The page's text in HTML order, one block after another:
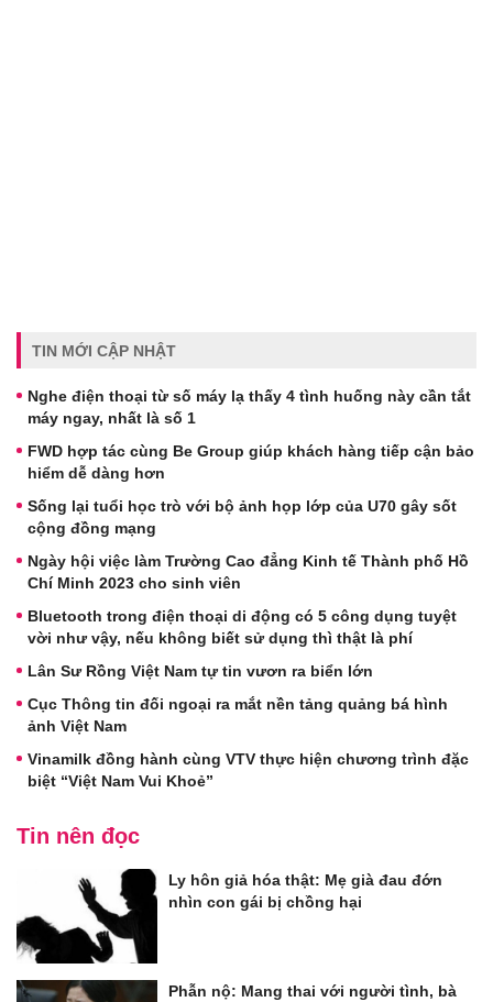
TIN MỚI CẬP NHẬT
Nghe điện thoại từ số máy lạ thấy 4 tình huống này cần tắt
máy ngay, nhất là số 1
FWD hợp tác cùng Be Group giúp khách hàng tiếp cận bảo
hiểm dễ dàng hơn
Sống lại tuổi học trò với bộ ảnh họp lớp của U70 gây sốt
cộng đồng mạng
Ngày hội việc làm Trường Cao đẳng Kinh tế Thành phố Hồ
Chí Minh 2023 cho sinh viên
Bluetooth trong điện thoại di động có 5 công dụng tuyệt
vời như vậy, nếu không biết sử dụng thì thật là phí
Lân Sư Rồng Việt Nam tự tin vươn ra biển lớn
Cục Thông tin đối ngoại ra mắt nền tảng quảng bá hình
ảnh Việt Nam
Vinamilk đồng hành cùng VTV thực hiện chương trình đặc
biệt “Việt Nam Vui Khoẻ”
Tin nên đọc
Ly hôn giả hóa thật: Mẹ già đau đớn
nhìn con gái bị chồng hại
Phẫn nộ: Mang thai với người tình, bà